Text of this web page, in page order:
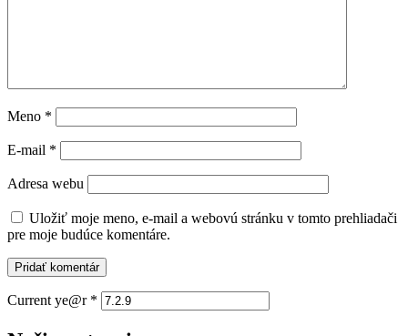
Meno *
E-mail *
Adresa webu
Uložiť moje meno, e-mail a webovú stránku v tomto prehliadači
pre moje budúce komentáre.
Current ye@r *